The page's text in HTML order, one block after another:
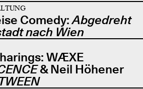
Comedy:Abgedreht
nach Wien
WÆXE
& Neil Höhener